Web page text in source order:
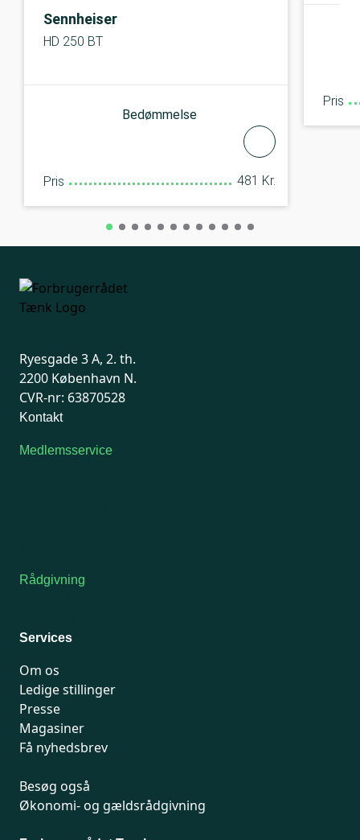
Sennheiser
HD 250 BT
Bedømmelse
Pris 481 Kr.
Pris
Ryesgade 3 A, 2. th.
2200 København N.
CVR-nr: 63870528
Kontakt
Medlemsservice
Rådgivning
Services
Om os
Ledige stillinger
Presse
Magasiner
Få nyhedsbrev
Besøg også
Økonomi- og gældsrådgivning